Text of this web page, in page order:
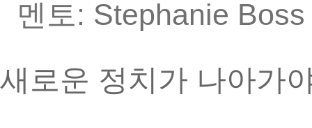
멘토: Stephanie Boss
새로운 정치가 나아가